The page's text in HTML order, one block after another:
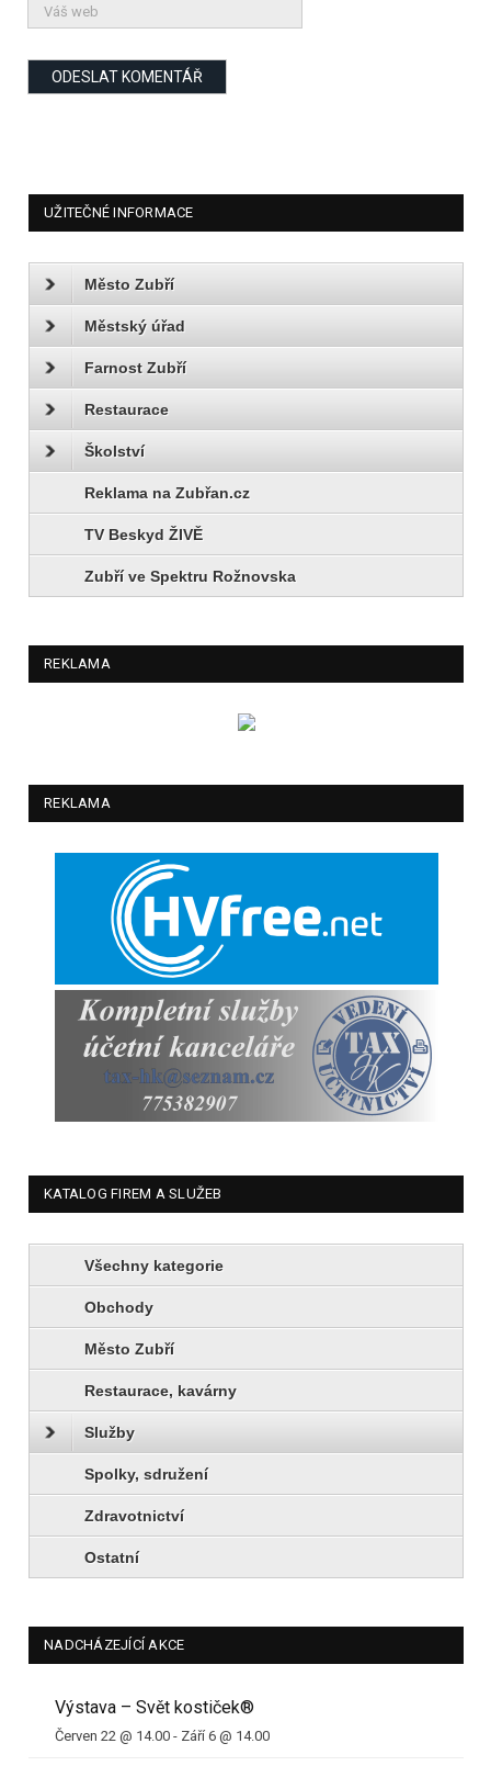
UŽITEČNÉ INFORMACE
Město Zubří
Městský úřad
Farnost Zubří
Restaurace
Školství
Reklama na Zubřan.cz
TV Beskyd ŽIVĚ
Zubří ve Spektru Rožnovska
REKLAMA
REKLAMA
KATALOG FIREM A SLUŽEB
Všechny kategorie
Obchody
Město Zubří
Restaurace, kavárny
Služby
Spolky, sdružení
Zdravotnictví
Ostatní
NADCHÁZEJÍCÍ AKCE
Výstava – Svět kostiček®
Červen 22 @ 14.00 - Září 6 @ 14.00